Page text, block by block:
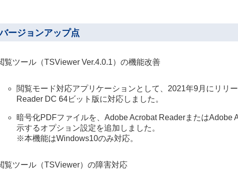
ージョンアップ点
覧ツール（TSViewer Ver.4.0.1）の機能改善
閲覧モード対応アプリケーションとして、2021年9月にリリ
Reader DC 64ビット版に対応しました。
暗号化PDFファイルを、Adobe Acrobat ReaderまたはAdobe
示するオプション設定を追加しました。
※本機能はWindows10のみ対応。
覧ツール（TSViewer）の障害対応